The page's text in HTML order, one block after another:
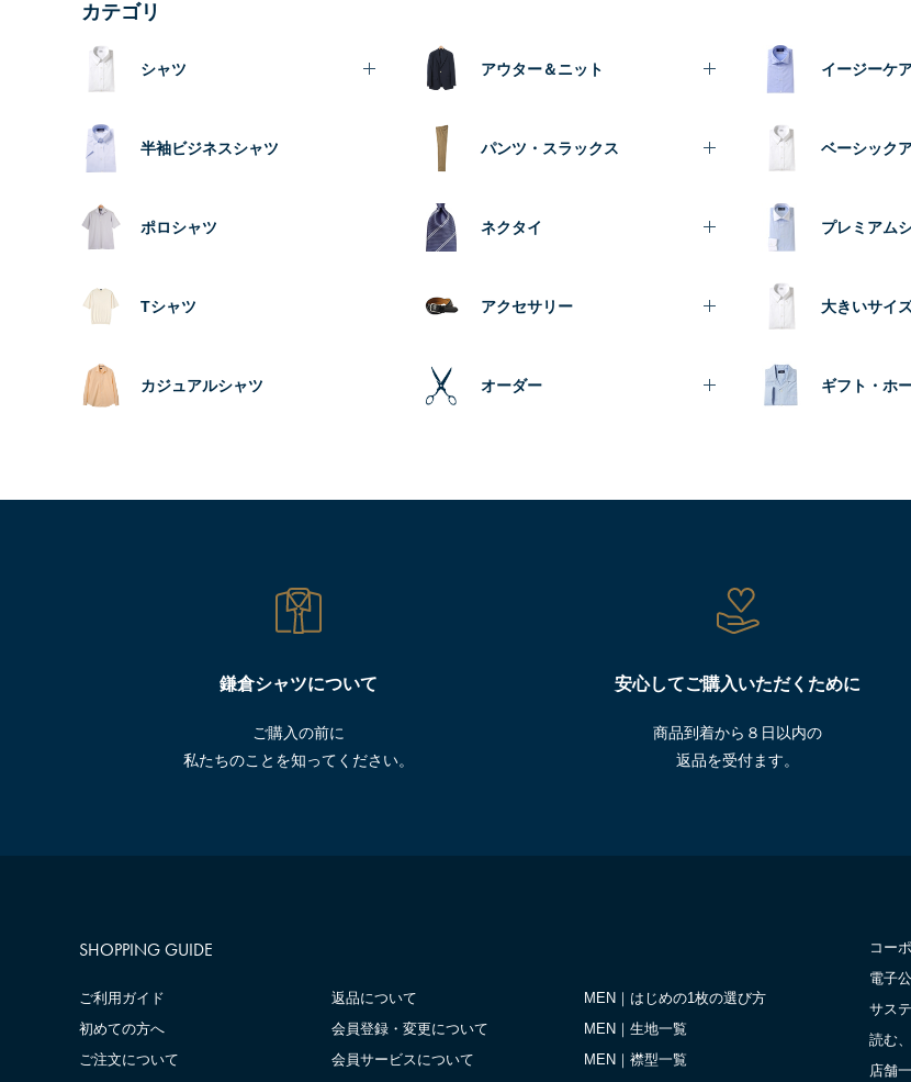
カテゴリ
シャツ
半袖ビジネスシャツ
ポロシャツ
Tシャツ
カジュアルシャツ
アウター＆ニット
パンツ・スラックス
ネクタイ
アクセサリー
オーダー
イージーケ
ベーシック
プレミアム
大きいサイ
ギフト・ホ
鎌倉シャツについて
ご購入の前に
私たちのことを知ってください。
安心してご購入いただくために
商品到着から８日以内の
返品を受付ます。
SHOPPING GUIDE
ご利用ガイド
初めての方へ
ご注文について
返品について
会員登録・変更について
会員サービスについて
MEN｜はじめの1枚の選び方
MEN｜生地一覧
MEN｜襟型一覧
コー
電子
サス
読む
店舗